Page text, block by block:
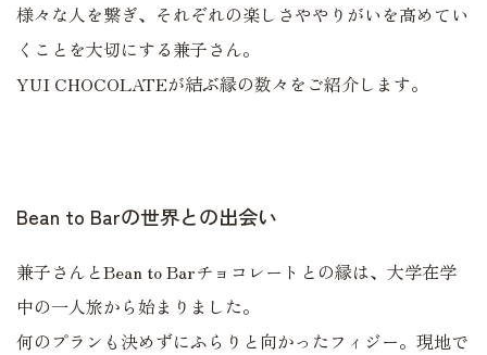
様々な人を繋ぎ、それぞれの楽しさややりがいを高めてい
くことを大切にする兼子さん。
YUI CHOCOLATEが結ぶ縁の数々をご紹介します。
Bean to Barの世界との出会い
兼子さんとBean to Barチョコレートとの縁は、大学在学
中の一人旅から始まりました。
何のプランも決めずにふらりと向かったフィジー。現地で